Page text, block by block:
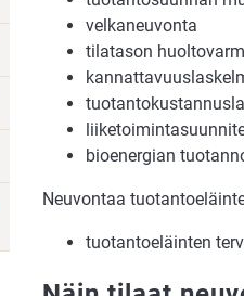
velkaneuvonta
tilatason
bioenergian
Neuvontaa
tuotantoeläinten